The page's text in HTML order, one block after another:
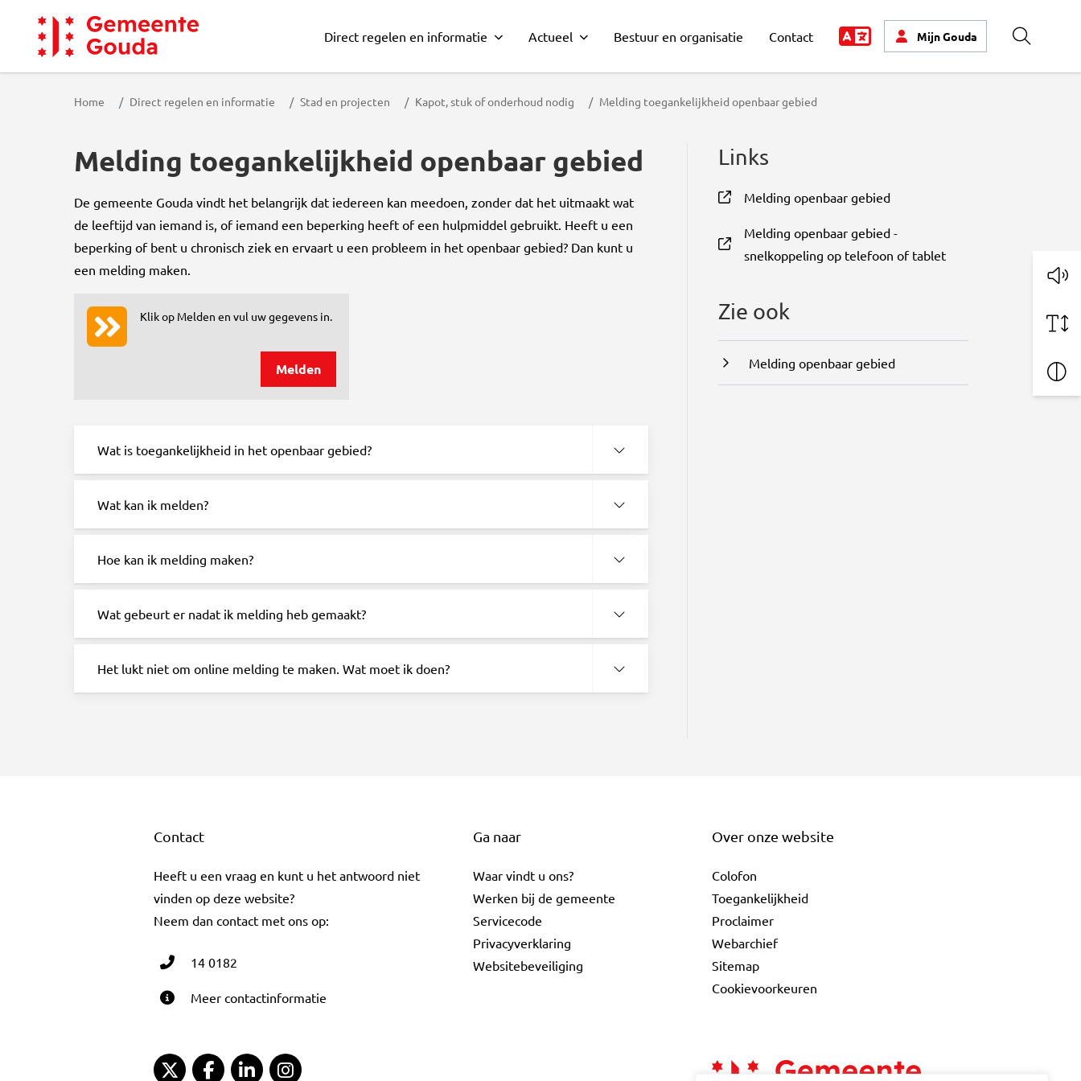
Gemeente Gouda
Direct regelen en informatie Actueel Bestuur en organisatie Contact MijnGouda Zoeken
Home Direct regelen en informatie Stad en projecten Kapot, stuk of onderhoud nodig Melding toegankelijkheid openbaar gebied
Melding toegankelijkheid openbaar gebied
De gemeente Gouda vindt het belangrijk dat iedereen kan meedoen, zonder dat het uitmaakt wat
de leeftijd van iemand is, of iemand een beperking heeft of een hulpmiddel gebruikt. Heeft u een
beperking of bent u chronisch ziek en ervaart u een probleem in het openbaar gebied? Dan kunt u
een melding maken.
Klik op Melden en vul uw gegevens in.
Melden
Wat is toegankelijkheid in het openbaar gebied?
Wat kan ik melden?
Hoe kan ik melding maken?
Wat gebeurt er nadat ik melding heb gemaakt?
Het lukt niet om online melding te maken. Wat moet ik doen?
Links
Melding openbaar gebied
, opent in nieuw tabblad
Melding openbaar gebied -
snelkoppeling op telefoon of tablet
, opent in nieuw tabblad
Zie ook
Melding openbaar gebied
Contact
Heeft u een vraag en kunt u het antwoord niet
vinden op deze website?
Neem dan contact met ons op:
14 0182
Meer contactinformatie
Gemeente Gouda Twitter
Gemeente Gouda Facebook
Gemeente Gouda LinkedIn
Ga naar
Waar vindt u ons?
Werken bij de gemeente
Servicecode
Privacyverklaring
Websitebeveiliging
Over onze website
Colofon
Toegankelijkheid
Proclaimer
Webarchief
Sitemap
Cookievoorkeuren